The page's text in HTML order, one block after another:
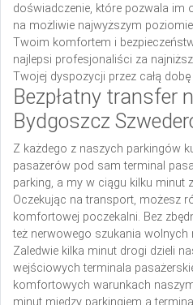
doświadczenie, które pozwala im
na możliwie najwyższym
Twoim komfortem i
najlepsi profesjonaliści za
Twojej dyspozycji przez całą
Bezpłatny transfer
Bydgoszcz
Z każdego z naszych parkingów
pasażerów pod sam terminal
parking, a my w ciągu kilku minut
Oczekując na transport, możesz
komfortowej poczekalni. Bez
też nerwowego szukania wolnych
Zaledwie kilka minut drogi dzieli
wejściowych terminala
komfortowych warunkach
minut między parkingiem a